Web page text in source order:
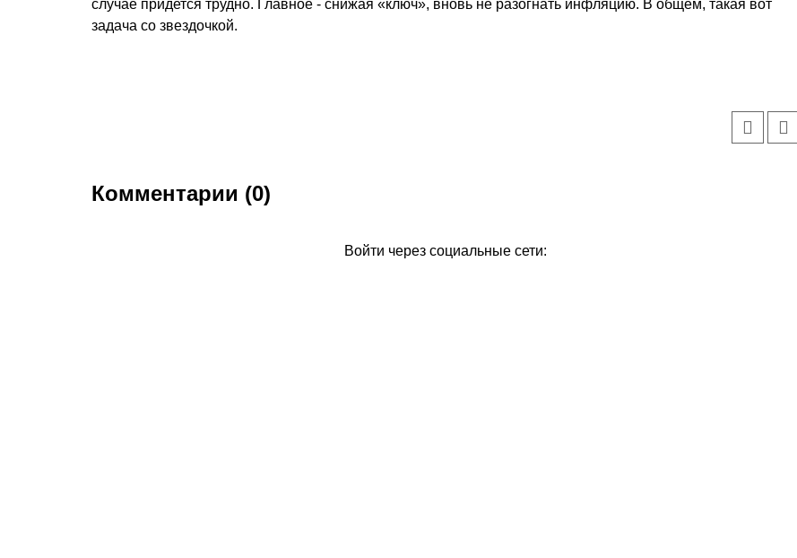
случае придется трудно. Главное - снижая «ключ», вновь не разогнать инфляцию. В общем, такая вот
задача со звездочкой.
Комментарии (0)
Войти через социальные сети: